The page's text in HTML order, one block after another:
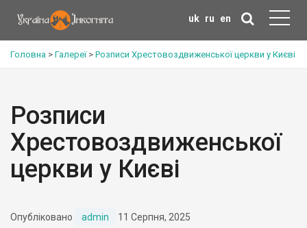
uk ru en
Головна > Галереї> Розписи Хрестовоздвиженської церкви у Києві
Розписи
Хрестовоздвиженської
церкви у Києві
Опубліковано admin 11 Серпня, 2025